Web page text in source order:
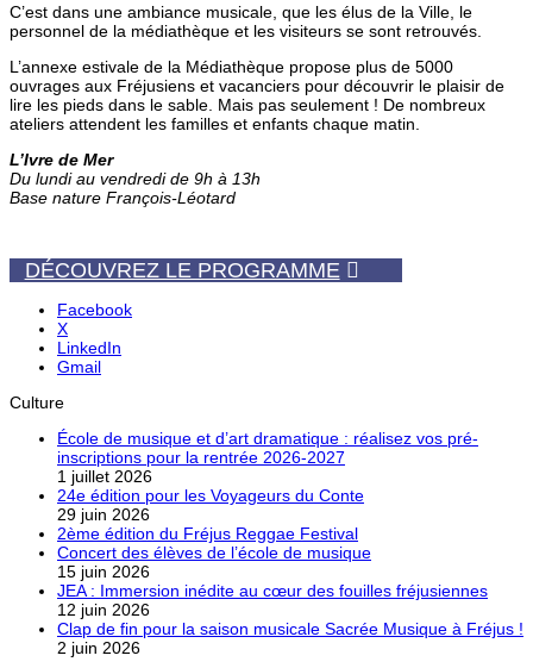
C’est dans une ambiance musicale, que les élus de la Ville, le
personnel de la médiathèque et les visiteurs se sont retrouvés.
L’annexe estivale de la Médiathèque propose plus de 5000
ouvrages aux Fréjusiens et vacanciers pour découvrir le plaisir de
lire les pieds dans le sable. Mais pas seulement ! De nombreux
ateliers attendent les familles et enfants chaque matin.
L’Ivre de Mer
Du lundi au vendredi de 9h à 13h
Base nature François-Léotard
DÉCOUVREZ LE PROGRAMME
Facebook
X
LinkedIn
Gmail
Culture
École de musique et d’art dramatique : réalisez vos pré-
inscriptions pour la rentrée 2026-2027
1 juillet 2026
24e édition pour les Voyageurs du Conte
29 juin 2026
2ème édition du Fréjus Reggae Festival
Concert des élèves de l’école de musique
15 juin 2026
JEA : Immersion inédite au cœur des fouilles fréjusiennes
12 juin 2026
Clap de fin pour la saison musicale Sacrée Musique à Fréjus !
2 juin 2026